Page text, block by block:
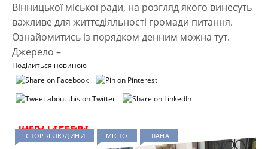
Вінницької міської ради, на розгляд якого винесуть
важливе для життєдіяльності громади питання.
Ознайомитись із порядком денним можна тут.
Джерело –
Поділиться новиною
ІСТОРІЯ ЛЮДИНИ МІСТО ШАНА